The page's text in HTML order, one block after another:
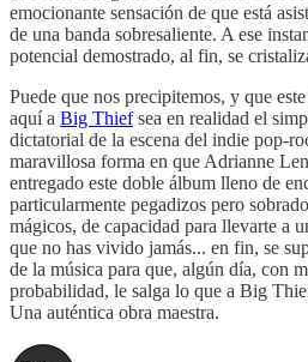
emocionante sensación de que está
de una banda sobresaliente. A ese
potencial demostrado, al fin, se
Puede que nos precipitemos, y que
aquí a Big Thiefsea en realidad el
dictatorial de la escena del indie pop-
maravillosa forma en que Adrianne
entregado este doble álbum lleno de
particularmente pegadizos pero
mágicos, de capacidad para llevarte a
que no has vivido jamás... en fin, se
de la música para que, algún día, con
probabilidad, le salga lo que a Big
Una auténtica obra maestra.